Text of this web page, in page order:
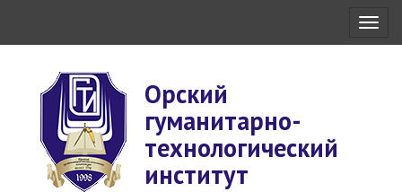
Орский
гуманитарно-
технологический
институт